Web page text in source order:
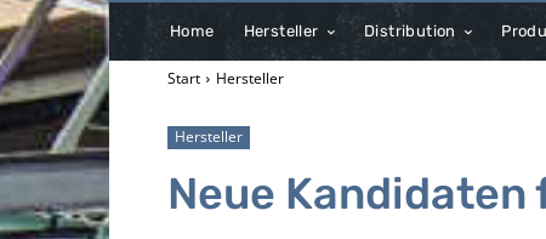
Home Hersteller Distribution
Start Hersteller
Hersteller
Neue